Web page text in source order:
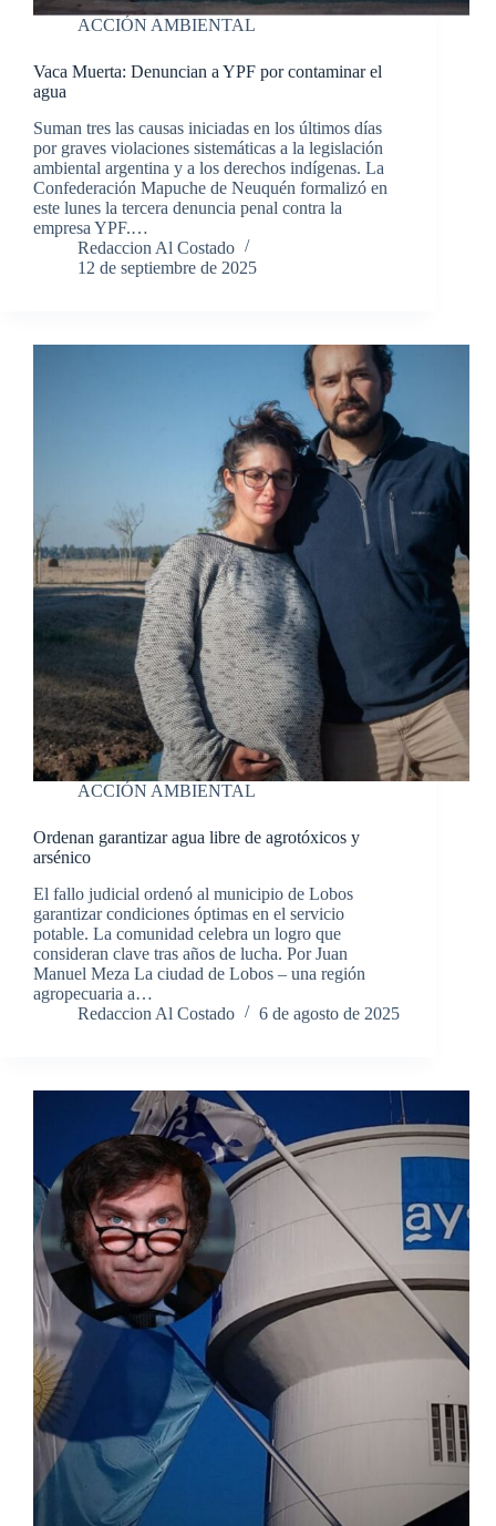
ACCIÓN AMBIENTAL
Vaca Muerta: Denuncian a YPF por contaminar el
agua
Suman tres las causas iniciadas en los últimos días
por graves violaciones sistemáticas a la legislación
ambiental argentina y a los derechos indígenas. La
Confederación Mapuche de Neuquén formalizó en
este lunes la tercera denuncia penal contra la
empresa YPF.…
Redaccion Al Costado
12 de septiembre de 2025
ACCIÓN AMBIENTAL
Ordenan garantizar agua libre de agrotóxicos y
arsénico
El fallo judicial ordenó al municipio de Lobos
garantizar condiciones óptimas en el servicio
potable. La comunidad celebra un logro que
consideran clave tras años de lucha. Por Juan
Manuel Meza La ciudad de Lobos – una región
agropecuaria a…
Redaccion Al Costado
6 de agosto de 2025